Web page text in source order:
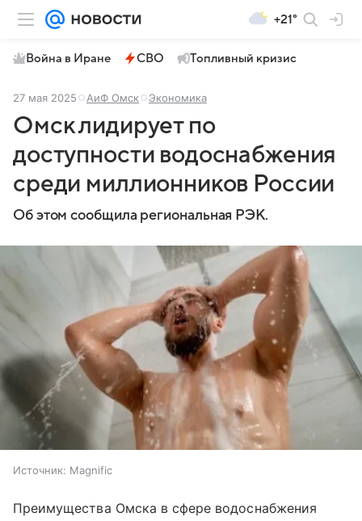
+21°
Война в Иране СВО Топливный кризис
27 мая 2025 АиФ Омск Экономика
Омск лидирует по
доступности водоснабжения
среди миллионников России
Об этом сообщила региональная РЭК.
Источник: Magnific
Преимущества Омска в сфере водоснабжения